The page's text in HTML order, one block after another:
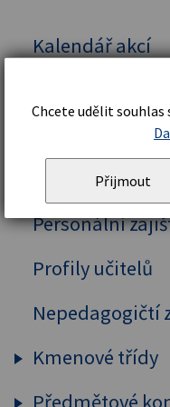
Kalendář akcí
Organizační
Školní řád
Personální
Profily učitelů
Nepedagogičtí
Kmenové třídy
Prima
Chcete udělit souhlas
Přijmout